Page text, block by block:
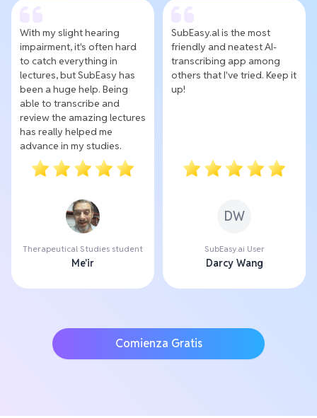
With my slight hearing
impairment, it's often hard
to catch everything in
lectures, but SubEasy has
been a huge help. Being
able to transcribe and
review the amazing lectures
has really helped me
advance in my studies.
Therapeutical Studies student
Me'ir
SubEasy.al is the most
friendly and neatest AI-
transcribing app among
others that I've tried. Keep it
up!
DW
SubEasy.ai User
Darcy Wang
Comienza Gratis